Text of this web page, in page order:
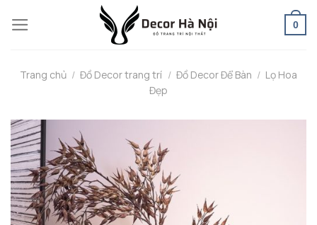
to
0
Trang chủ / Đồ Decor trang trí / Đồ Decor Để Bàn / Lọ Hoa
Đẹp